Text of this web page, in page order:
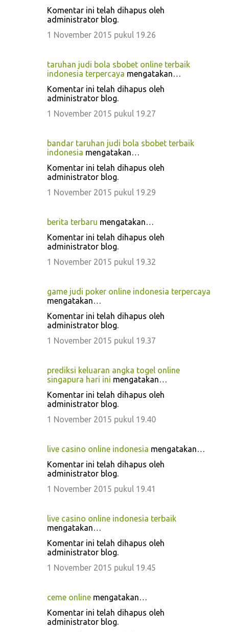
Komentar ini telah dihapus oleh
administrator blog.
1 November 2015 pukul 19.26
taruhan judi bola sbobet online terbaik
indonesia terpercaya mengatakan…
Komentar ini telah dihapus oleh
administrator blog.
1 November 2015 pukul 19.27
bandar taruhan judi bola sbobet terbaik
indonesia mengatakan…
Komentar ini telah dihapus oleh
administrator blog.
1 November 2015 pukul 19.29
berita terbaru mengatakan…
Komentar ini telah dihapus oleh
administrator blog.
1 November 2015 pukul 19.32
game judi poker online indonesia terpercaya
mengatakan…
Komentar ini telah dihapus oleh
administrator blog.
1 November 2015 pukul 19.37
prediksi keluaran angka togel online
singapura hari ini mengatakan…
Komentar ini telah dihapus oleh
administrator blog.
1 November 2015 pukul 19.40
live casino online indonesia mengatakan…
Komentar ini telah dihapus oleh
administrator blog.
1 November 2015 pukul 19.41
live casino online indonesia terbaik
mengatakan…
Komentar ini telah dihapus oleh
administrator blog.
1 November 2015 pukul 19.45
ceme online mengatakan…
Komentar ini telah dihapus oleh
administrator blog.